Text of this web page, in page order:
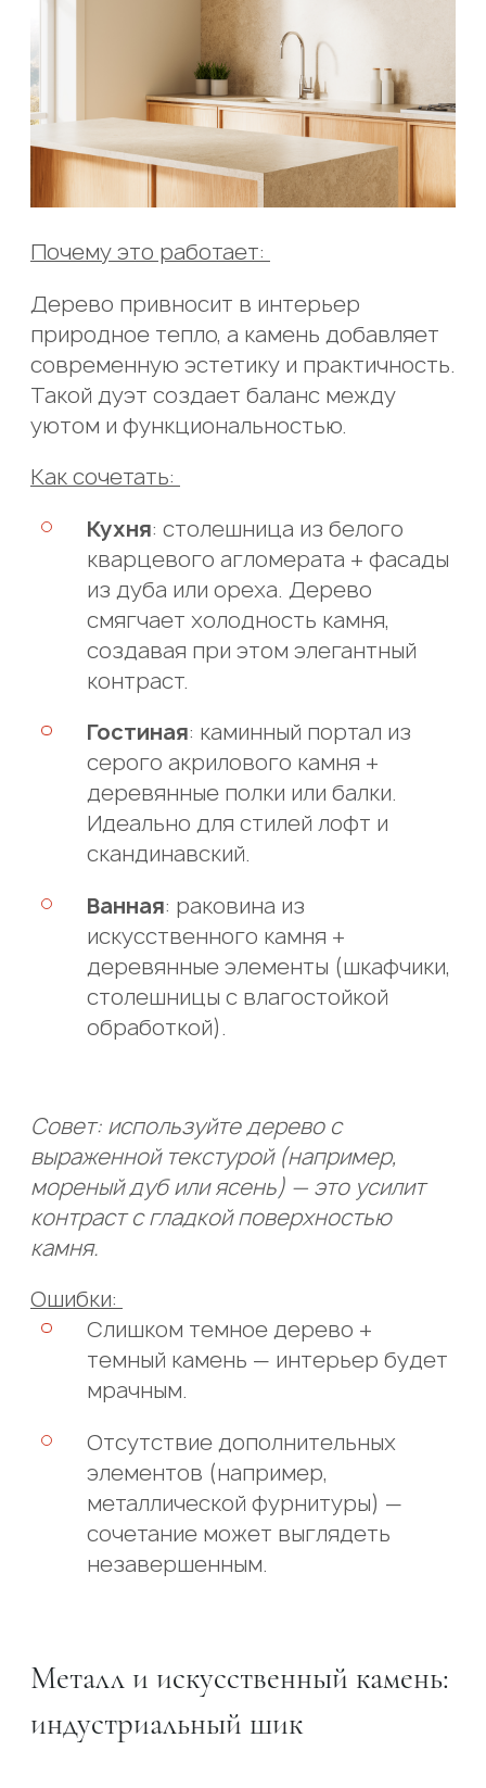
Почему это работает:
Дерево привносит в интерьер
природное тепло, а камень добавляет
современную эстетику и практичность.
Такой дуэт создает баланс между
уютом и функциональностью.
Как сочетать:
Кухня: столешница из белого
кварцевого агломерата + фасады
из дуба или ореха. Дерево
смягчает холодность камня,
создавая при этом элегантный
контраст.
Гостиная: каминный портал из
серого акрилового камня +
деревянные полки или балки.
Идеально для стилей лофт и
скандинавский.
Ванная: раковина из
искусственного камня +
деревянные элементы (шкафчики,
столешницы с влагостойкой
обработкой).
Совет: используйте дерево с
выраженной текстурой (например,
мореный дуб или ясень) — это усилит
контраст с гладкой поверхностью
камня.
Ошибки:
Слишком темное дерево +
темный камень — интерьер будет
мрачным.
Отсутствие дополнительных
элементов (например,
металлической фурнитуры) —
сочетание может выглядеть
незавершенным.
Металл и искусственный камень:
индустриальный шик